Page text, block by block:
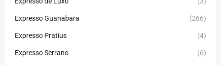
Expresso Guanabara (266)
Expresso Pratius (4)
Expresso Serrano (6)